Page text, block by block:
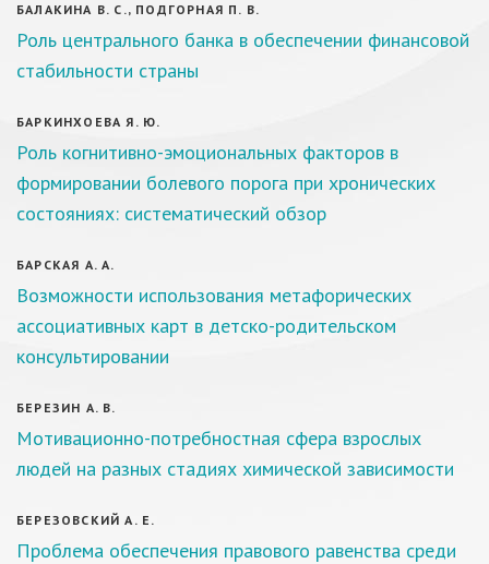
БАЛАКИНА В. С., ПОДГОРНАЯ П. В.
Роль центрального банка в обеспечении финансовой
стабильности страны
БАРКИНХОЕВА Я. Ю.
Роль когнитивно-эмоциональных факторов в
формировании болевого порога при хронических
состояниях: систематический обзор
БАРСКАЯ А. А.
Возможности использования метафорических
ассоциативных карт в детско-родительском
консультировании
БЕРЕЗИН А. В.
Мотивационно-потребностная сфера взрослых
людей на разных стадиях химической зависимости
БЕРЕЗОВСКИЙ А. Е.
Проблема обеспечения правового равенства среди